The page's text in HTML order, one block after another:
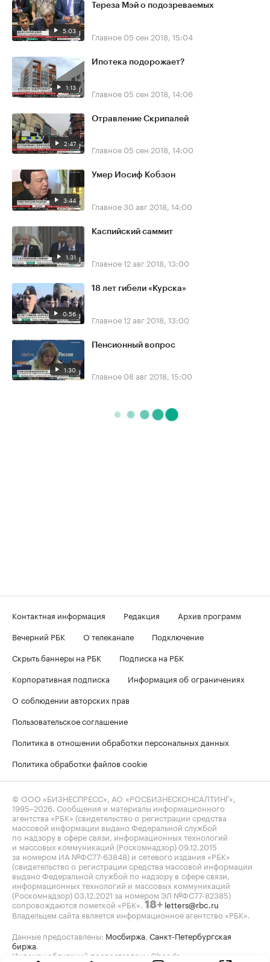
5:03
Тереза Мэй о подозреваемых
Главное 05 сен 2018, 15:04
1:13
Ипотека подорожает?
Главное 05 сен 2018, 14:06
2:47
Отравление Скрипалей
Главное 05 сен 2018, 14:00
3:44
Умер Иосиф Кобзон
Главное30 авг 2018, 14:00
1:31
Каспийский саммит
Главное12 авг 2018, 13:00
0:56
18 лет гибели «Курска»
Главное12 авг 2018, 13:00
1:30
Пенсионный вопрос
Главное 08 авг 2018, 15:00
Контактная информация Редакция
Архив программ
Вечерний РБК
О телеканале
Подключение
Скрыть баннеры на РБК
Подписка на РБК
Корпоративная подписка
Информация об ограничениях
О соблюдении авторских прав
Пользовательское соглашение
Политика в отношении обработки персональных данных
Политика обработки файлов cookie
© ООО «БИЗНЕСПРЕСС», АО «РОСБИЗНЕСКОНСАЛТИНГ»,
1995–2026. Сообщения и материалы информационного
агентства «РБК» (свидетельство о регистрации средства
массовой информации выдано Федеральной службой
по надзору в сфере связи, информационных технологий
и массовых коммуникаций (Роскомнадзор) 09.12.2015
за номером ИА №ФС77-63848) и сетевого издания «РБК»
(свидетельство о регистрации средства массовой информации
выдано Федеральной службой по надзору в сфере связи,
информационных технологий и массовых коммуникаций
(Роскомнадзор) 03.12.2021 за номером ЭЛ №ФС77-82385)
сопровождаются пометкой «РБК». 18+ letters@rbc.ru
Владельцем сайта является информационное агентство «РБК».
Данные предоставлены: Мосбиржа, Санкт-Петербургская
биржа.
Индексы облигаций предоставлены Cbonds.